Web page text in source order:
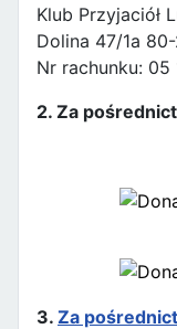
Klub Przyjaciół
Dolina 47/1a
Nr rachunku: 05
2. Za
3. Za